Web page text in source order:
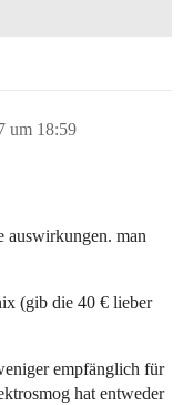
um 18:59
auswirkungen. man
(gib die 40 € lieber
empfänglich für
hat entweder